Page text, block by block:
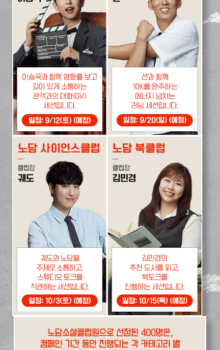
노담소셜클럽원으로 선정된 400명은,
캠페인 기간 동안 진행되는 각 카테고리 별